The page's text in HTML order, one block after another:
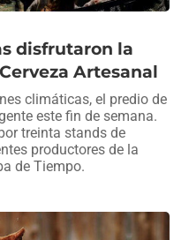
disfrutaron la
Artesanal
climáticas, el predio de
este fin de semana.
treinta stands de
productores de la
de Tiempo.